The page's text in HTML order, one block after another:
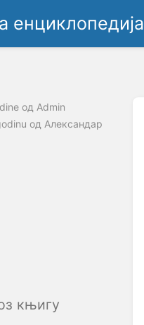
енциклопедија
oд Admin
од Александар
књигу